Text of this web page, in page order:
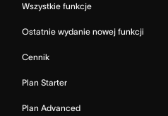
Wszystkie funkcje
Ostatnie wydanie nowej funkcji
Cennik
Plan Starter
Plan Advanced